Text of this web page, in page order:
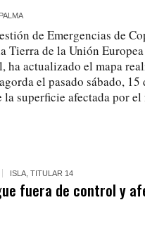
de Emergencias de
Tierra de la Unión
ha actualizado el mapa
el pasado sábado,
superficie afectada por el
ISLA ,TITULAR 14
fuera de control y